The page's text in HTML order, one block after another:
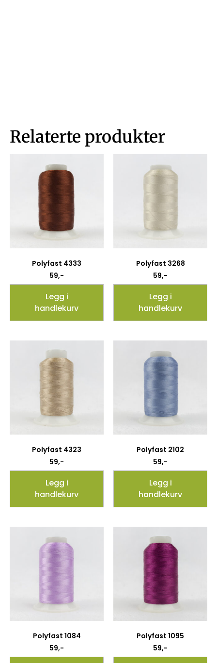
Relaterte produkter
Polyfast 4333
59,-
Legg i
handlekurv
Polyfast 3268
59,-
Legg i
handlekurv
Polyfast 4323
59,-
Legg i
handlekurv
Polyfast 2102
59,-
Legg i
handlekurv
Polyfast 1084
59,-
Polyfast 1095
59,-